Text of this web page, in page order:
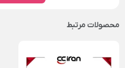
محصولات مرتبط